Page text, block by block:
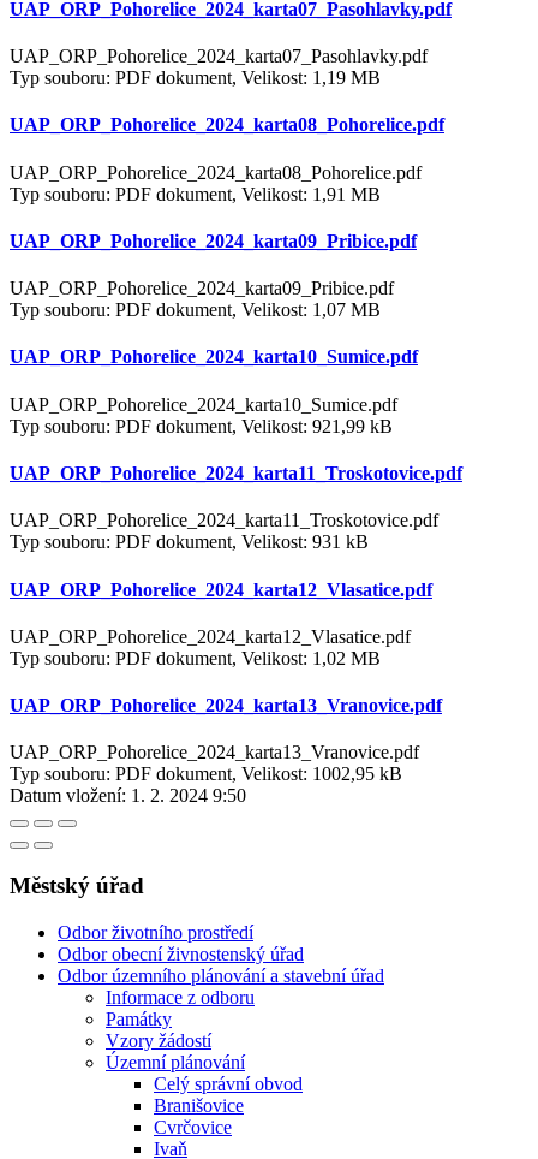
UAP_ORP_Pohorelice_2024_karta07_Pasohlavky.pdf
UAP_ORP_Pohorelice_2024_karta07_Pasohlavky.pdf
Typ souboru: PDF dokument, Velikost: 1,19 MB
UAP_ORP_Pohorelice_2024_karta08_Pohorelice.pdf
UAP_ORP_Pohorelice_2024_karta08_Pohorelice.pdf
Typ souboru: PDF dokument, Velikost: 1,91 MB
UAP_ORP_Pohorelice_2024_karta09_Pribice.pdf
UAP_ORP_Pohorelice_2024_karta09_Pribice.pdf
Typ souboru: PDF dokument, Velikost: 1,07 MB
UAP_ORP_Pohorelice_2024_karta10_Sumice.pdf
UAP_ORP_Pohorelice_2024_karta10_Sumice.pdf
Typ souboru: PDF dokument, Velikost: 921,99 kB
UAP_ORP_Pohorelice_2024_karta11_Troskotovice.pdf
UAP_ORP_Pohorelice_2024_karta11_Troskotovice.pdf
Typ souboru: PDF dokument, Velikost: 931 kB
UAP_ORP_Pohorelice_2024_karta12_Vlasatice.pdf
UAP_ORP_Pohorelice_2024_karta12_Vlasatice.pdf
Typ souboru: PDF dokument, Velikost: 1,02 MB
UAP_ORP_Pohorelice_2024_karta13_Vranovice.pdf
UAP_ORP_Pohorelice_2024_karta13_Vranovice.pdf
Typ souboru: PDF dokument, Velikost: 1002,95 kB
Datum vložení: 1. 2. 2024 9:50
Městský úřad
Odbor životního prostředí
Odbor obecní živnostenský úřad
Odbor územního plánování a stavební úřad
Informace z odboru
Památky
Vzory žádostí
Územní plánování
Celý správní obvod
Branišovice
Cvrčovice
Ivaň